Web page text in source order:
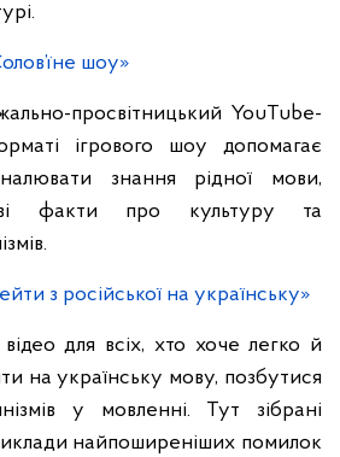
шоу»
просвітницький YouTube-
ігрового шоу допомагає
знання рідної мови,
факти про культуру та
з російської на українську»
для всіх, хто хоче легко й
на українську мову, позбутися
у мовленні. Тут зібрані
найпоширеніших помилок